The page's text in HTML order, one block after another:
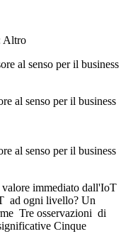
Altro
al senso per il business
al senso per il business
al senso per il business
immediato dall'IoT
ad ogni livello? Un
Tre osservazioni di
Cinque